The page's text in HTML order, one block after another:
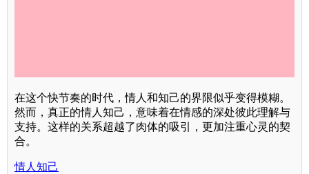
在这个快节奏的时代，情人和知己的界限似乎变得模糊。
然而，真正的情人知己，意味着在情感的深处彼此理解与
支持。这样的关系超越了肉体的吸引，更加注重心灵的契
合。
情人知己